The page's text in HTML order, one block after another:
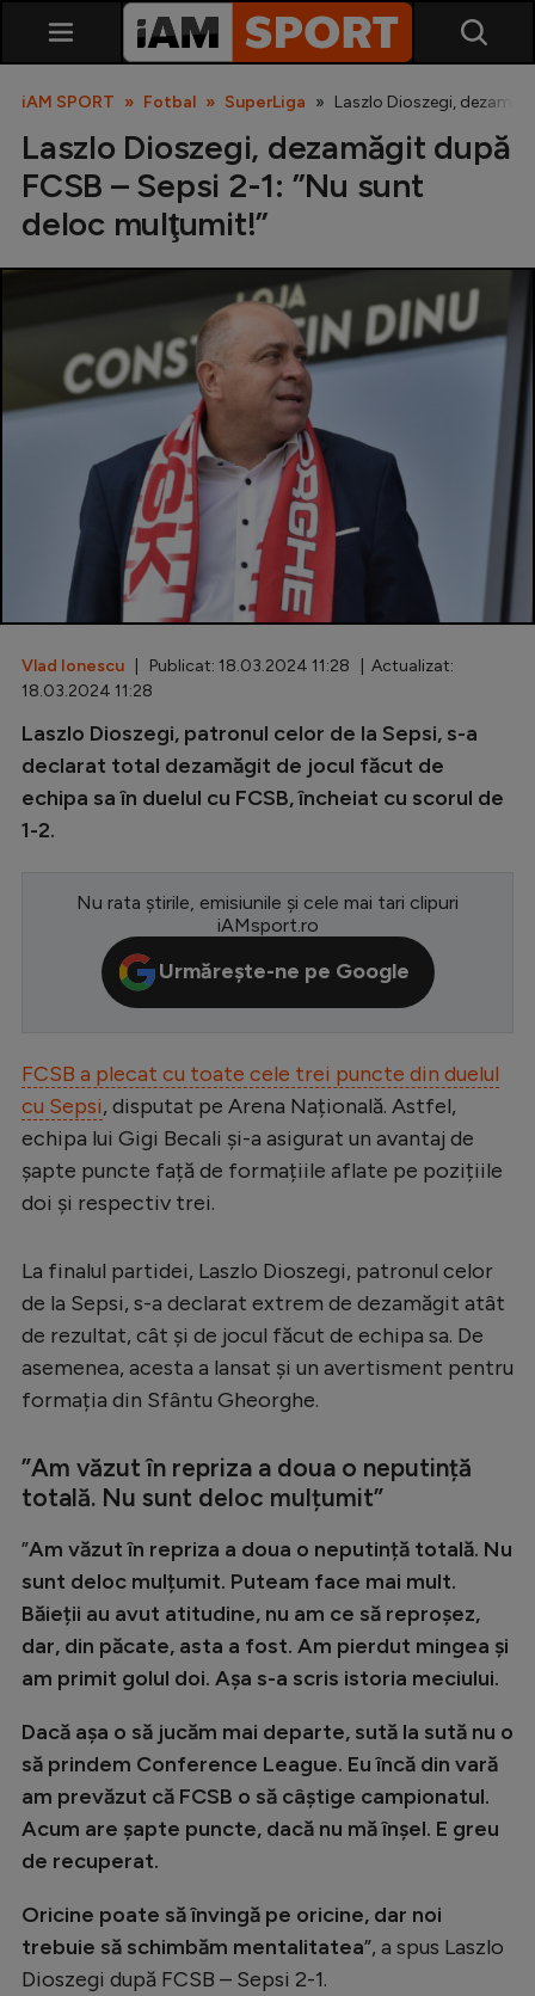
SuperLiga
Liga 2
Cupa României
Echipa Națională
U21
Fotbal feminin
Special
Diverse
Inedit
Conference League
CM 2026
Premier League
Serie A
Bundesliga
Ligue 1
Starurile fotbalului
EURO 2024
Stranieri
Clasamente
Tenis
Handbal
Natație
Formula 1
Auto
Rugby
Ciclism
JO 2024
JO 2026
iAM SPORT Fotbal SuperLiga Laszlo Dioszegi,
Laszlo Dioszegi, dezamăgit după
FCSB – Sepsi 2-1: ”Nu sunt
deloc mulţumit!”
Vlad Ionescu | Publicat: 18.03.2024 11:28 | Actualizat:
18.03.2024 11:28
Laszlo Dioszegi, patronul celor de la Sepsi, s-a
declarat total dezamăgit de jocul făcut de
echipa sa în duelul cu FCSB, încheiat cu scorul de
1-2.
Nu rata știrile, emisiunile și cele mai tari clipuri
iAMsport.ro
Urmărește-ne pe Google
FCSB a plecat cu toate cele trei puncte din duelul
cu Sepsi, disputat pe Arena Națională. Astfel,
echipa lui Gigi Becali și-a asigurat un avantaj de
șapte puncte față de formațiile aflate pe pozițiile
doi și respectiv trei.
La finalul partidei, Laszlo Dioszegi, patronul celor
de la Sepsi, s-a declarat extrem de dezamăgit atât
de rezultat, cât și de jocul făcut de echipa sa. De
asemenea, acesta a lansat și un avertisment pentru
formația din Sfântu Gheorghe.
”Am văzut în repriza a doua o neputință
totală. Nu sunt deloc mulțumit”
”Am văzut în repriza a doua o neputință totală. Nu
sunt deloc mulțumit. Puteam face mai mult.
Băieții au avut atitudine, nu am ce să reproșez,
dar, din păcate, asta a fost. Am pierdut mingea și
am primit golul doi. Așa s-a scris istoria meciului.
Dacă așa o să jucăm mai departe, sută la sută nu o
să prindem Conference League. Eu încă din vară
am prevăzut că FCSB o să câștige campionatul.
Acum are șapte puncte, dacă nu mă înșel. E greu
de recuperat.
Oricine poate să învingă pe oricine, dar noi
trebuie să schimbăm mentalitatea”, a spus Laszlo
Dioszegi după FCSB – Sepsi 2-1.